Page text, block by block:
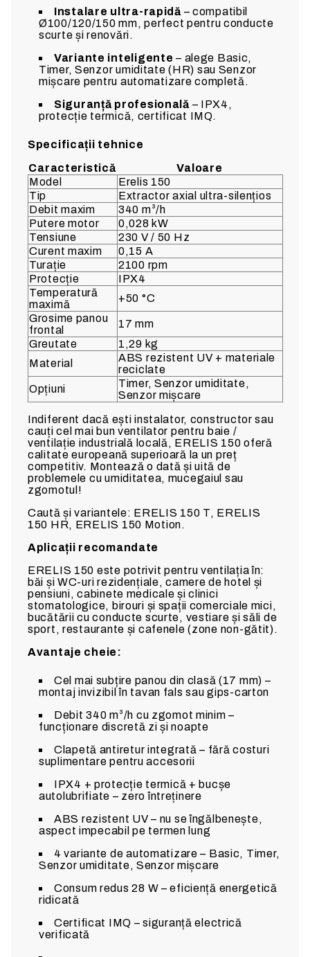
Instalare ultra-rapidă– compatibil
Ø100/120/150 mm, perfect pentru conducte
scurte și renovări.
Variante inteligente – alege Basic,
Timer, Senzor umiditate (HR) sau Senzor
mișcare pentru automatizare completă.
Siguranță profesională– IPX4,
protecție termică, certificat IMQ.
Specificații tehnice
Caracteristică
Valoare
Model
Erelis 150
Tip
Extractor axial ultra-silențios
Debit maxim
340 m³/h
Putere motor
0,028 kW
Tensiune
230 V / 50 Hz
Curent maxim
0,15 A
Turație
2100 rpm
Protecție
IPX4
Temperatură
maximă
+50 °C
Grosime panou
frontal
17 mm
Greutate
1,29 kg
Material
ABS rezistent UV + materiale
reciclate
Opțiuni
Timer, Senzor umiditate,
Senzor mișcare
Indiferent dacă ești instalator, constructor sau
cauți cel mai bun ventilator pentru baie /
ventilație industrială locală, ERELIS 150 oferă
calitate europeană superioară la un preț
competitiv. Montează o dată și uită de
problemele cu umiditatea, mucegaiul sau
zgomotul!
Caută și variantele: ERELIS 150 T, ERELIS
150 HR, ERELIS 150 Motion.
Aplicații recomandate
ERELIS 150 este potrivit pentru ventilația în:
băi și WC-uri rezidențiale, camere de hotel și
pensiuni, cabinete medicale și clinici
stomatologice, birouri și spații comerciale mici,
bucătării cu conducte scurte, vestiare și săli de
sport, restaurante și cafenele (zone non-gătit).
Avantaje cheie:
Cel mai subțire panou din clasă (17 mm) –
montaj invizibil în tavan fals sau gips-carton
Debit 340 m³/h cu zgomot minim –
funcționare discretă zi și noapte
Clapetă antiretur integrată – fără costuri
suplimentare pentru accesorii
IPX4 + protecție termică + bucșe
autolubrifiate – zero întreținere
ABS rezistent UV – nu se îngălbenește,
aspect impecabil pe termen lung
4 variante de automatizare – Basic, Timer,
Senzor umiditate, Senzor mișcare
Consum redus 28 W – eficiență energetică
ridicată
Certificat IMQ – siguranță electrică
verificată